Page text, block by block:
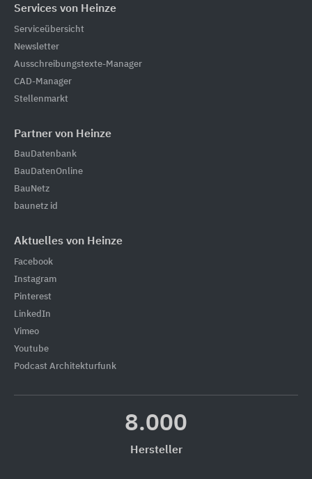
Services von Heinze
Serviceübersicht
Newsletter
Ausschreibungstexte-Manager
CAD-Manager
Stellenmarkt
Partner von Heinze
BauDatenbank
BauDatenOnline
BauNetz
baunetz id
Aktuelles von Heinze
Facebook
Instagram
Pinterest
LinkedIn
Vimeo
Youtube
Podcast Architekturfunk
8.000
Hersteller